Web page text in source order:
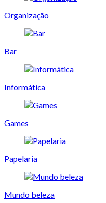
Organização
Bar
Informática
Games
Papelaria
Mundo beleza